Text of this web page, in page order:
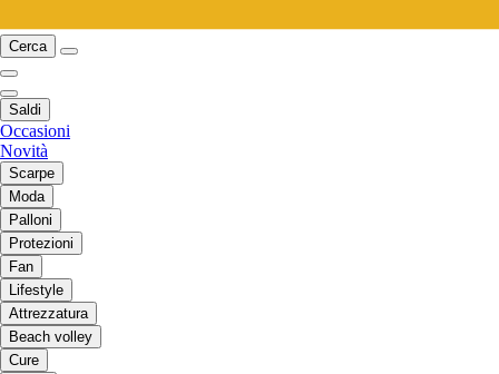
Cerca
Saldi
Occasioni
Novità
Scarpe
Moda
Palloni
Protezioni
Fan
Lifestyle
Attrezzatura
Beach volley
Cure